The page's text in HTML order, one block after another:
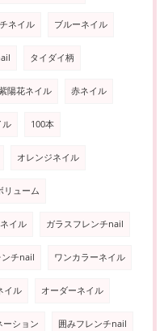
ネイル ブルーネイル
タイダイ柄
陽花ネイル 赤ネイル
ル 100本
オレンジネイル
リューム
イル ガラスフレンチnail
ンチnail ワンカラーネイル
イル オーダーネイル
ーション 囲みフレンチnail